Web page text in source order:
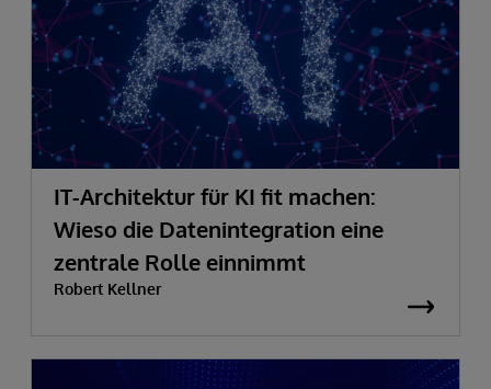
IT-Architektur für KI fit machen:
Wieso die Datenintegration eine
zentrale Rolle einnimmt
Robert Kellner